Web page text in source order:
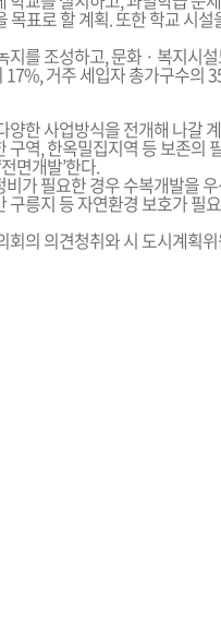
목표로 할 계획. 또한 학교 시
를 조성하고, 문화 · 복지시
거주 세입자 총가구수의
한 사업방식을 전개해 나갈
역, 한옥밀집지역 등 보존의
면개발’한다.
가 필요한 경우 수복개발을
릉지 등 자연환경 보호가 필
회의 의견청취와 시 도시계획